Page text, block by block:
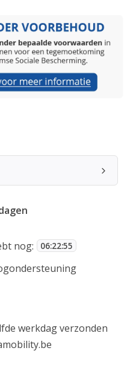
nog: 06:22:54
werkdag verzonden